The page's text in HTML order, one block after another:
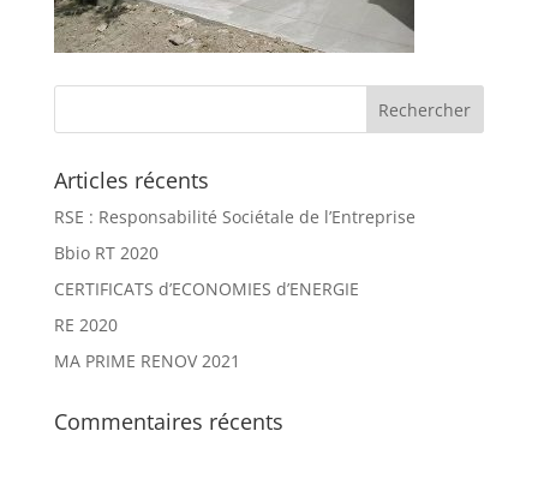
Articles récents
RSE : Responsabilité Sociétale de l’Entreprise
Bbio RT 2020
CERTIFICATS d’ECONOMIES d’ENERGIE
RE 2020
MA PRIME RENOV 2021
Commentaires récents